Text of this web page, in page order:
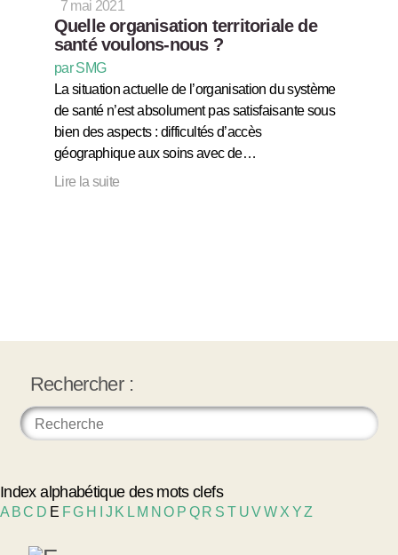
7 mai 2021
Quelle organisation territoriale de
santé voulons-nous ?
par SMG
La situation actuelle de l’organisation du système
de santé n’est absolument pas satisfaisante sous
bien des aspects : difficultés d’accès
géographique aux soins avec de…
Lire la suite
Rechercher :
Index alphabétique des mots clefs
A BC D E FG H J K L M NO P Q R S T UVW X YZ